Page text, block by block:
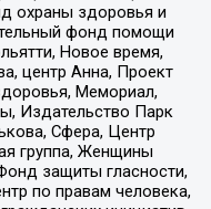
охраны здоровья и
фонд помощи
Новое время,
центр Анна, Проект
Мемориал,
Издательство Парк
Сфера, Центр
группа, Женщины
защиты гласности,
по правам человека,